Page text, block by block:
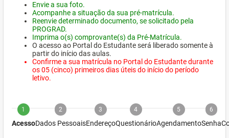
Envie a sua foto.
Acompanhe a situação da sua pré-matrícula.
Reenvie determinado documento, se solicitado pela
PROGRAD.
Imprima o(s) comprovante(s) da Pré-Matrícula.
O acesso ao Portal do Estudante será liberado somente à
partir do início das aulas.
Confirme a sua matrícula no Portal do Estudante durante
os 05 (cinco) primeiros dias úteis do início do período
letivo.
1
Acesso
2
Dados Pessoais
3
Endereço
4
Questionário
5
Agendamento
6
Senha